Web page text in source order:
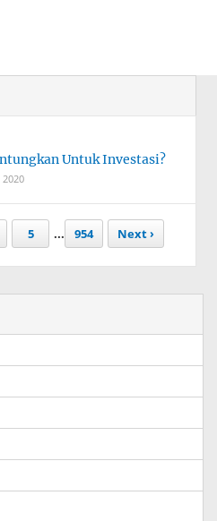
Untuk Investasi?
5 ... 954 Next ›